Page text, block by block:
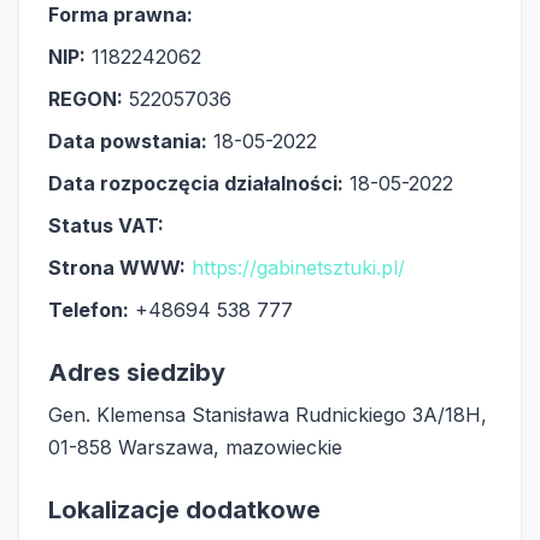
Forma prawna:
NIP: 1182242062
REGON: 522057036
Data powstania: 18-05-2022
Data rozpoczęcia działalności: 18-05-2022
Status VAT:
Strona WWW: https://gabinetsztuki.pl/
Telefon: +48694 538 777
Adres siedziby
Gen. Klemensa Stanisława Rudnickiego 3A/18H,
01-858 Warszawa, mazowieckie
Lokalizacje dodatkowe